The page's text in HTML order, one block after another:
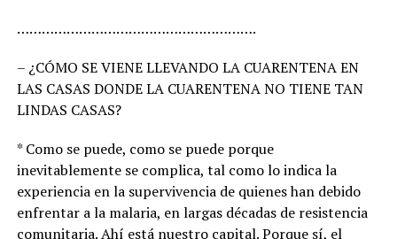
………………………………………………….
– ¿CÓMO SE VIENE LLEVANDO LA CUARENTENA EN
LAS CASAS DONDE LA CUARENTENA NO TIENE TAN
LINDAS CASAS?
* Como se puede, como se puede porque
inevitablemente se complica, tal como lo indica la
experiencia en la supervivencia de quienes han debido
enfrentar a la malaria, en largas décadas de resistencia
comunitaria. Ahí está nuestro capital. Porque sí, el